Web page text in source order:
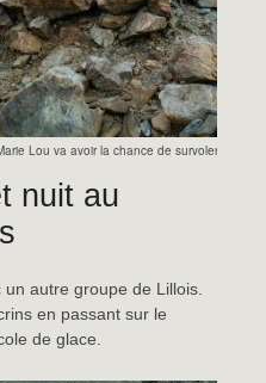
Lou va avoir la chance de survoler le
nuit au
autre groupe de Lillois.
en passant sur le
de glace.